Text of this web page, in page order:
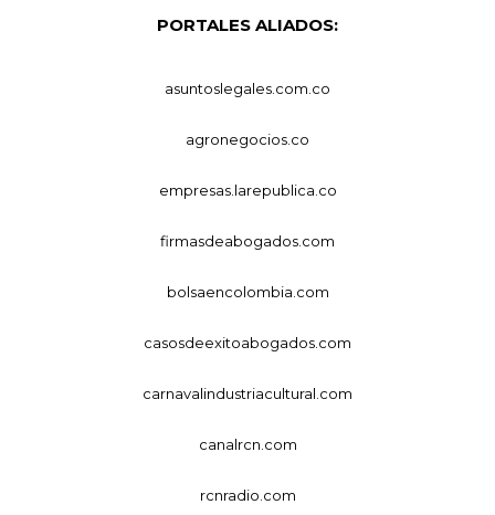
PORTALES ALIADOS:
asuntoslegales.com.co
agronegocios.co
empresas.larepublica.co
firmasdeabogados.com
bolsaencolombia.com
casosdeexitoabogados.com
carnavalindustriacultural.com
canalrcn.com
rcnradio.com